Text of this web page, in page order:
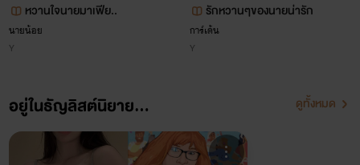
หวานใจนายมาเฟีย..
นายน้อย
Y
รักหวานๆของนายน่ารัก
การ์เด้น
Y
อยู่ในธัญลิสต์นิยาย... ดูทั้งหมด